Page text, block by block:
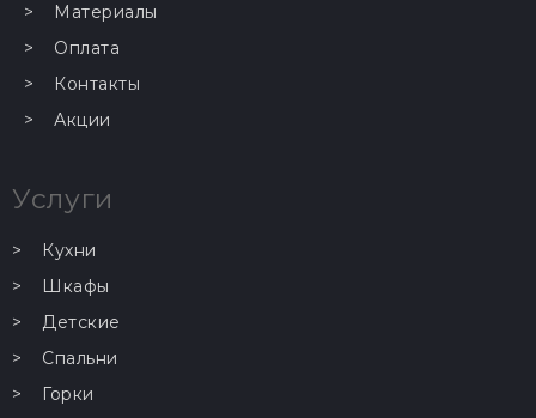
Материалы
Оплата
Контакты
Акции
Услуги
Кухни
Шкафы
Детские
Спальни
Горки